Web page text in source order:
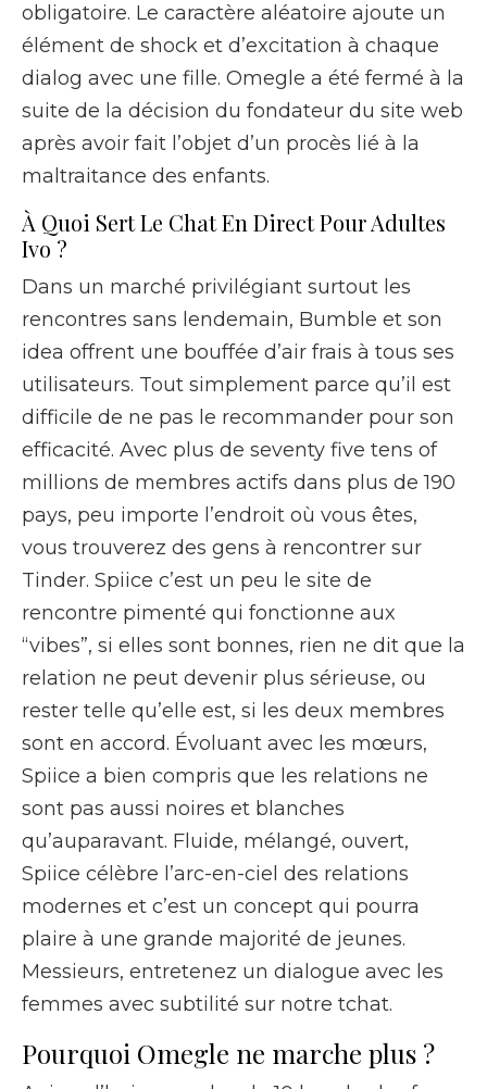
obligatoire. Le caractère aléatoire ajoute un
élément de shock et d’excitation à chaque
dialog avec une fille. Omegle a été fermé à la
suite de la décision du fondateur du site web
après avoir fait l’objet d’un procès lié à la
maltraitance des enfants.
À Quoi Sert Le Chat En Direct Pour Adultes
Ivo ?
Dans un marché privilégiant surtout les
rencontres sans lendemain, Bumble et son
idea offrent une bouffée d’air frais à tous ses
utilisateurs. Tout simplement parce qu’il est
difficile de ne pas le recommander pour son
efficacité. Avec plus de seventy five tens of
millions de membres actifs dans plus de 190
pays, peu importe l’endroit où vous êtes,
vous trouverez des gens à rencontrer sur
Tinder. Spiice c’est un peu le site de
rencontre pimenté qui fonctionne aux
“vibes”, si elles sont bonnes, rien ne dit que la
relation ne peut devenir plus sérieuse, ou
rester telle qu’elle est, si les deux membres
sont en accord. Évoluant avec les mœurs,
Spiice a bien compris que les relations ne
sont pas aussi noires et blanches
qu’auparavant. Fluide, mélangé, ouvert,
Spiice célèbre l’arc-en-ciel des relations
modernes et c’est un concept qui pourra
plaire à une grande majorité de jeunes.
Messieurs, entretenez un dialogue avec les
femmes avec subtilité sur notre tchat.
Pourquoi Omegle ne marche plus ?